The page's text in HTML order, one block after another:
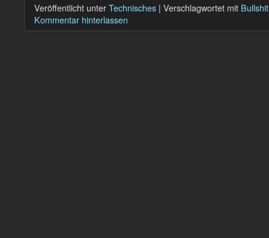
Veröffentlicht unterTechnisches | Verschlagwortet mit Bullshit
Kommentar hinterlassen